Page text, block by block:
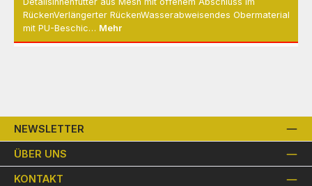
RückenVerlängerter RückenWasserabweisendes Obermaterial
mit PU-Beschic… Mehr
NEWSLETTER
ÜBER UNS
KONTAKT